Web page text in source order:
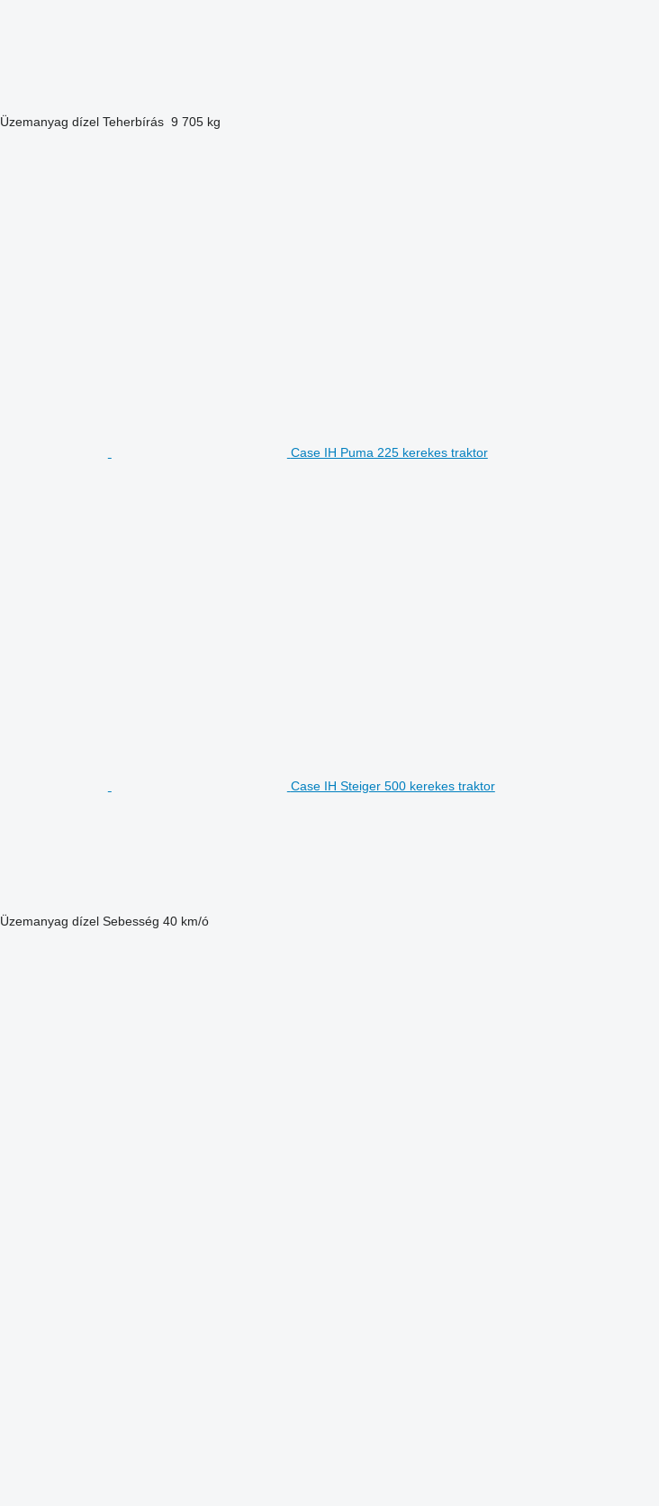
Üzemanyag dízel Teherbírás 9 705 kg
Case IH Puma 225 kerekes traktor
Case IH Steiger 500 kerekes traktor
Üzemanyag dízel Sebesség 40 km/ó